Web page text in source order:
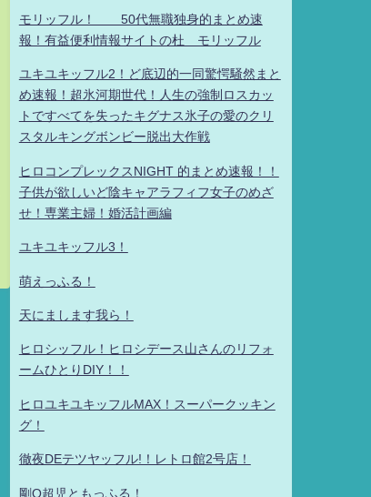
モリッフル！ 50代無職独身的まとめ速
報！有益便利情報サイトの杜 モリッフル
ユキユキッフル2！ど底辺的一同驚愕騒然まと
め速報！超氷河期世代！人生の強制ロスカッ
トですべてを失ったキグナス氷子の愛のクリ
スタルキングボンビー脱出大作戦
ヒロコンプレックスNIGHT 的まとめ速報！！
子供が欲しいど陰キャアラフィフ女子のめざ
せ！専業主婦！婚活計画編
ユキユキッフル3！
萌えっふる！
天にまします我ら！
ヒロシッフル！ヒロシデース山さんのリフォ
ームひとりDIY！！
ヒロユキユキッフルMAX！スーパークッキン
グ！
徹夜DEテツヤッフル!！レトロ館2号店！
剛Q超児ともっふる！